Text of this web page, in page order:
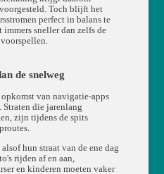
Toch blijft het
perfect in balans te
sneller dan zelfs de
de snelweg
van navigatie-apps
die jarenlang
zijn tijdens de spits
hun straat van de ene dag
rijden af en aan,
en kinderen moeten vaker